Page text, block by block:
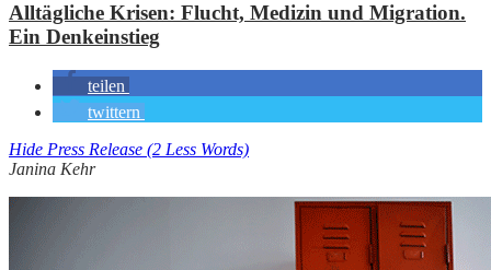
Alltägliche Krisen: Flucht, Medizin und Migration.
Ein Denkeinstieg
teilen
twittern
Hide Press Release (2 Less Words)
Janina Kehr